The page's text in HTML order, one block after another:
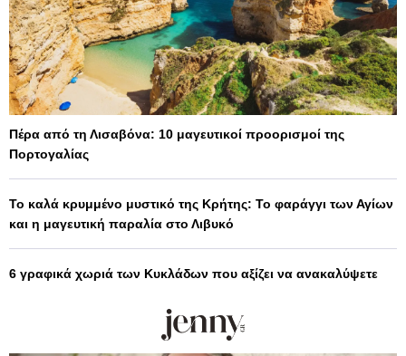
Πέρα από τη Λισαβόνα: 10 μαγευτικοί προορισμοί της
Πορτογαλίας
Το καλά κρυμμένο μυστικό της Κρήτης: Το φαράγγι των Αγίων
και η μαγευτική παραλία στο Λιβυκό
6 γραφικά χωριά των Κυκλάδων που αξίζει να ανακαλύψετε